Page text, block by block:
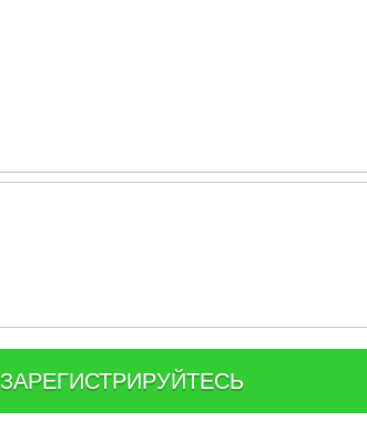
ЗАРЕГИСТРИРУЙТЕСЬ